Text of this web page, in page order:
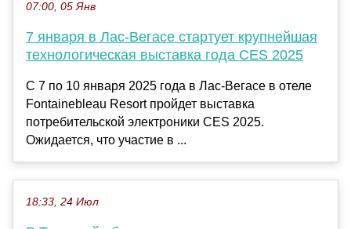
07:00, 05 Янв
7 января в Лас-Вегасе стартует крупнейшая
технологическая выставка года CES 2025
С 7 по 10 января 2025 года в Лас-Вегасе в отеле
Fontainebleau Resort пройдет выставка
потребительской электроники CES 2025.
Ожидается, что участие в ...
18:33, 24 Июл